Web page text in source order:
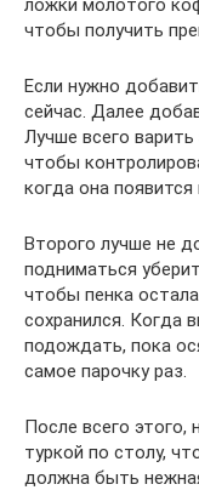
чтобы получить
Если нужно
сейчас. Далее
Лучше всего
чтобы
когда она появится
Второго лучше не
подниматься
чтобы пенка
сохранился. Когда
подождать, пока
самое парочку раз.
После всего этого,
туркой по столу,
должна быть